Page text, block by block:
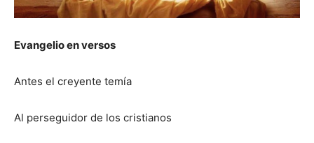
Evangelio en versos
Antes el creyente temía
Al perseguidor de los cristianos